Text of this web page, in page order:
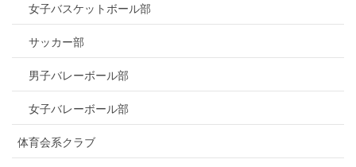
女子バスケットボール部
サッカー部
男子バレーボール部
女子バレーボール部
体育会系クラブ